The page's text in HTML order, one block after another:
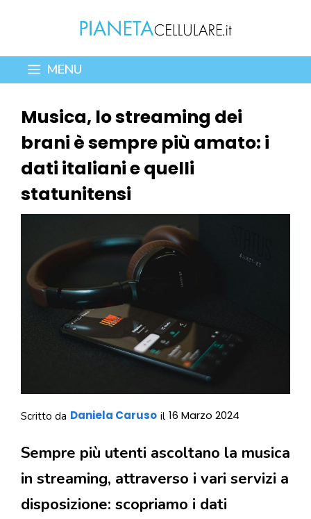
contenuto
MENU
Musica, lo streaming dei
brani è sempre più amato: i
dati italiani e quelli
statunitensi
Scritto da Daniela Caruso il 16 Marzo 2024
Sempre più utenti ascoltano la musica
in streaming, attraverso i vari servizi a
disposizione: scopriamo i dati